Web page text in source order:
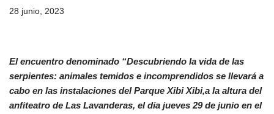
28 junio, 2023
El encuentro denominado “Descubriendo la vida de las
serpientes: animales temidos e incomprendidos se llevará a
cabo en las instalaciones del Parque Xibi Xibi,a la altura del
anfiteatro de Las Lavanderas, el día jueves 29 de junio en el